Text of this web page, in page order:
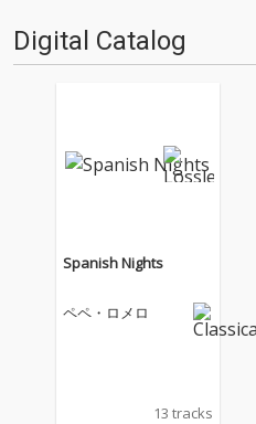
Digital Catalog
Spanish Nights
ペペ・ロメロ
13 tracks